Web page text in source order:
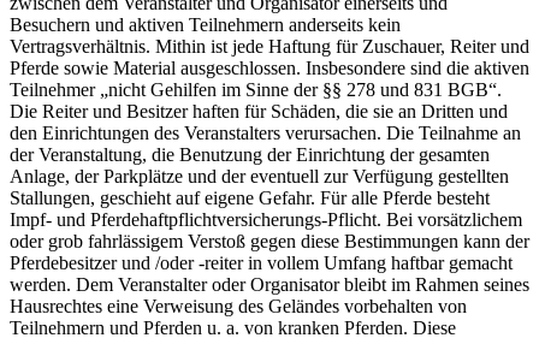
Besuchern und aktiven Teilnehmern anderseits kein
Vertragsverhältnis. Mithin ist jede Haftung für Zuschauer, Reiter und
Pferde sowie Material ausgeschlossen. Insbesondere sind die aktiven
Teilnehmer „nicht Gehilfen im Sinne der §§ 278 und 831 BGB“.
Die Reiter und Besitzer haften für Schäden, die sie an Dritten und
den Einrichtungen des Veranstalters verursachen. Die Teilnahme an
der Veranstaltung, die Benutzung der Einrichtung der gesamten
Anlage, der Parkplätze und der eventuell zur Verfügung gestellten
Stallungen, geschieht auf eigene Gefahr. Für alle Pferde besteht
Impf- und Pferdehaftpflichtversicherungs-Pflicht. Bei vorsätzlichem
oder grob fahrlässigem Verstoß gegen diese Bestimmungen kann der
Pferdebesitzer und /oder -reiter in vollem Umfang haftbar gemacht
werden. Dem Veranstalter oder Organisator bleibt im Rahmen seines
Hausrechtes eine Verweisung des Geländes vorbehalten von
Teilnehmern und Pferden u. a. von kranken Pferden. Diese